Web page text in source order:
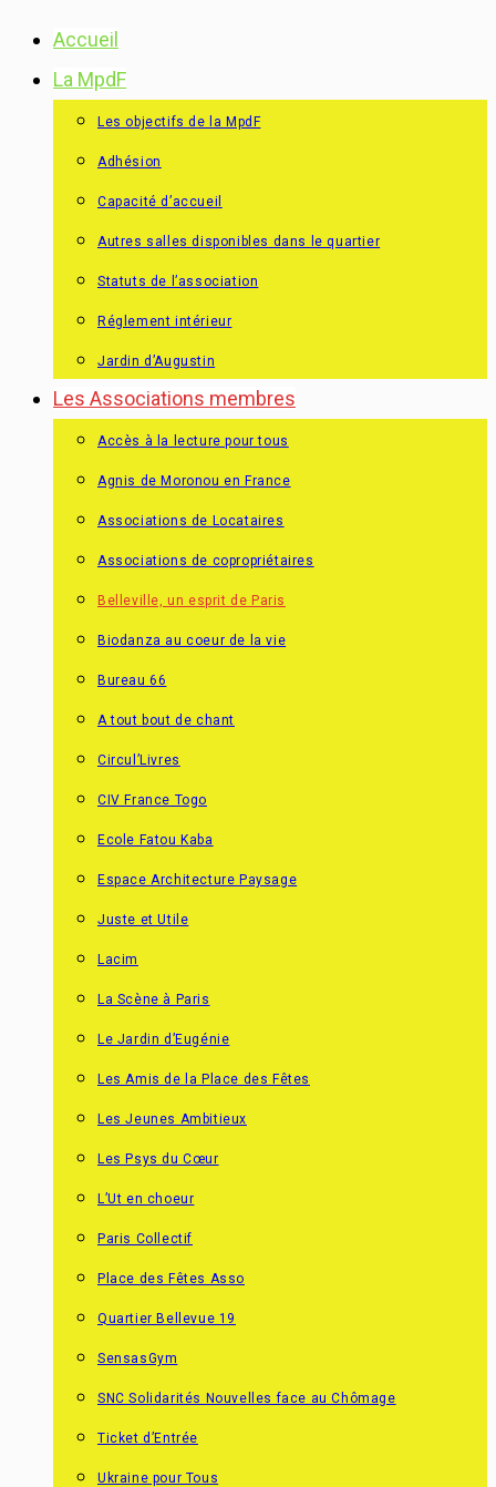
Skip Accueil
La MpdF
Les objectifs de la MpdF
Adhésion
Capacité d’accueil
Autres salles disponibles dans le quartier
Statuts de l’association
Réglement intérieur
Jardin d’Augustin
Les Associations membres
Accès à la lecture pour tous
Agnis de Moronou en France
Associations de Locataires
Associations de copropriétaires
Belleville, un esprit de Paris
Biodanza au coeur de la vie
Bureau 66
A tout bout de chant
Circul’Livres
CIV France Togo
Ecole Fatou Kaba
Espace Architecture Paysage
Juste et Utile
Lacim
La Scène à Paris
Le Jardin d’Eugénie
Les Amis de la Place des Fêtes
Les Jeunes Ambitieux
Les Psys du Cœur
L’Ut en choeur
Paris Collectif
Place des Fêtes Asso
Quartier Bellevue 19
SensasGym
SNC Solidarités Nouvelles face au Chômage
Ticket d’Entrée
Ukraine pour Tous